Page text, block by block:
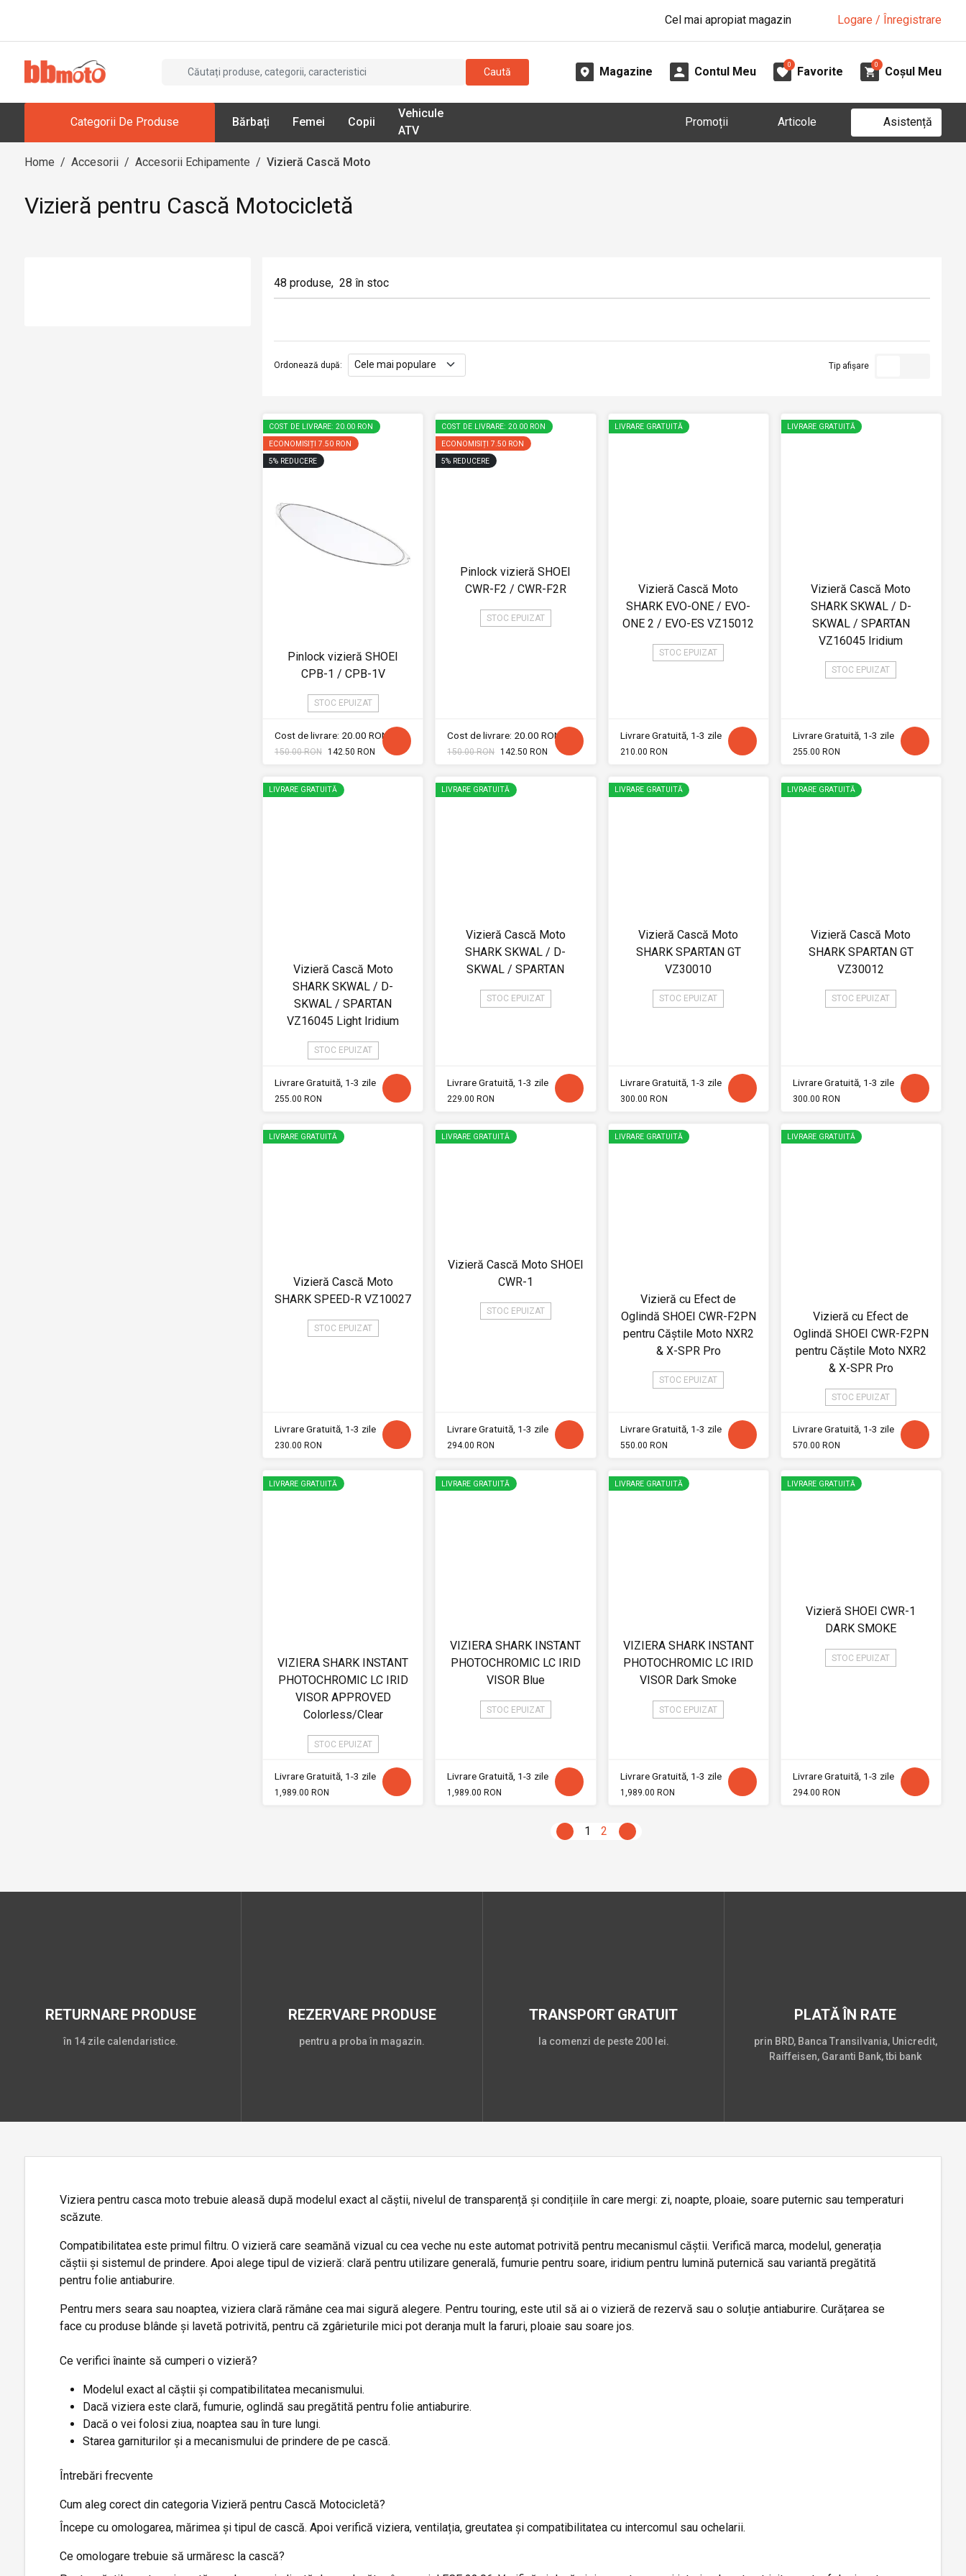
Cel mai apropiat magazin Logare / Înregistrare
Caută Magazine Contul Meu
0
Favorite
0
Coșul Meu
Categorii De Produse Bărbați Femei Copii
Vehicule
ATV
Promoții Articole Asistență
Home / Accesorii / Accesorii Echipamente / Vizieră Cască Moto
Vizieră pentru Cască Motocicletă
48 produse, 28 în stoc
Ordonează după: Tip afișare
COST DE LIVRARE: 20.00 RON
ECONOMISIȚI 7.50 RON
5% REDUCERE
Pinlock vizieră SHOEI
CPB-1 / CPB-1V
STOC EPUIZAT
Cost de livrare: 20.00 RON
150.00 RON 142.50 RON
COST DE LIVRARE: 20.00 RON
ECONOMISIȚI 7.50 RON
5% REDUCERE
Pinlock vizieră SHOEI
CWR-F2 / CWR-F2R
STOC EPUIZAT
Cost de livrare: 20.00 RON
150.00 RON 142.50 RON
LIVRARE GRATUITĂ
Vizieră Cască Moto
SHARK EVO-ONE / EVO-
ONE 2 / EVO-ES VZ15012
STOC EPUIZAT
Livrare Gratuită, 1-3 zile
210.00 RON
LIVRARE GRATUITĂ
Vizieră Cască Moto
SHARK SKWAL / D-
SKWAL / SPARTAN
VZ16045 Iridium
STOC EPUIZAT
Livrare Gratuită, 1-3 zile
255.00 RON
LIVRARE GRATUITĂ
Vizieră Cască Moto
SHARK SKWAL / D-
SKWAL / SPARTAN
VZ16045 Light Iridium
STOC EPUIZAT
Livrare Gratuită, 1-3 zile
255.00 RON
LIVRARE GRATUITĂ
Vizieră Cască Moto
SHARK SKWAL / D-
SKWAL / SPARTAN
STOC EPUIZAT
Livrare Gratuită, 1-3 zile
229.00 RON
LIVRARE GRATUITĂ
Vizieră Cască Moto
SHARK SPARTAN GT
VZ30010
STOC EPUIZAT
Livrare Gratuită, 1-3 zile
300.00 RON
LIVRARE GRATUITĂ
Vizieră Cască Moto
SHARK SPARTAN GT
VZ30012
STOC EPUIZAT
Livrare Gratuită, 1-3 zile
300.00 RON
LIVRARE GRATUITĂ
Vizieră Cască Moto
SHARK SPEED-R VZ10027
STOC EPUIZAT
Livrare Gratuită, 1-3 zile
230.00 RON
LIVRARE GRATUITĂ
Vizieră Cască Moto SHOEI
CWR-1
STOC EPUIZAT
Livrare Gratuită, 1-3 zile
294.00 RON
LIVRARE GRATUITĂ
Vizieră cu Efect de
Oglindă SHOEI CWR-F2PN
pentru Căștile Moto NXR2
& X-SPR Pro
STOC EPUIZAT
Livrare Gratuită, 1-3 zile
550.00 RON
LIVRARE GRATUITĂ
Vizieră cu Efect de
Oglindă SHOEI CWR-F2PN
pentru Căștile Moto NXR2
& X-SPR Pro
STOC EPUIZAT
Livrare Gratuită, 1-3 zile
570.00 RON
LIVRARE GRATUITĂ
VIZIERA SHARK INSTANT
PHOTOCHROMIC LC IRID
VISOR APPROVED
Colorless/Clear
STOC EPUIZAT
Livrare Gratuită, 1-3 zile
1,989.00 RON
LIVRARE GRATUITĂ
VIZIERA SHARK INSTANT
PHOTOCHROMIC LC IRID
VISOR Blue
STOC EPUIZAT
Livrare Gratuită, 1-3 zile
1,989.00 RON
LIVRARE GRATUITĂ
VIZIERA SHARK INSTANT
PHOTOCHROMIC LC IRID
VISOR Dark Smoke
STOC EPUIZAT
Livrare Gratuită, 1-3 zile
1,989.00 RON
LIVRARE GRATUITĂ
Vizieră SHOEI CWR-1
DARK SMOKE
STOC EPUIZAT
Livrare Gratuită, 1-3 zile
294.00 RON
1 2
RETURNARE PRODUSE
în 14 zile calendaristice.
REZERVARE PRODUSE
pentru a proba în magazin.
TRANSPORT GRATUIT
la comenzi de peste 200 lei.
PLATĂ ÎN RATE
prin BRD, Banca Transilvania, Unicredit,
Raiffeisen, Garanti Bank, tbi bank
Viziera pentru casca moto trebuie aleasă după modelul exact al căștii, nivelul de transparență și condițiile în care mergi: zi, noapte, ploaie, soare puternic sau temperaturi
scăzute.
Compatibilitatea este primul filtru. O vizieră care seamănă vizual cu cea veche nu este automat potrivită pentru mecanismul căștii. Verifică marca, modelul, generația
căștii și sistemul de prindere. Apoi alege tipul de vizieră: clară pentru utilizare generală, fumurie pentru soare, iridium pentru lumină puternică sau variantă pregătită
pentru folie antiaburire.
Pentru mers seara sau noaptea, viziera clară rămâne cea mai sigură alegere. Pentru touring, este util să ai o vizieră de rezervă sau o soluție antiaburire. Curățarea se
face cu produse blânde și lavetă potrivită, pentru că zgârieturile mici pot deranja mult la faruri, ploaie sau soare jos.
Ce verifici înainte să cumperi o vizieră?
Modelul exact al căștii și compatibilitatea mecanismului.
Dacă viziera este clară, fumurie, oglindă sau pregătită pentru folie antiaburire.
Dacă o vei folosi ziua, noaptea sau în ture lungi.
Starea garniturilor și a mecanismului de prindere de pe cască.
Întrebări frecvente
Cum aleg corect din categoria Vizieră pentru Cască Motocicletă?
Începe cu omologarea, mărimea și tipul de cască. Apoi verifică viziera, ventilația, greutatea și compatibilitatea cu intercomul sau ochelarii.
Ce omologare trebuie să urmăresc la cască?